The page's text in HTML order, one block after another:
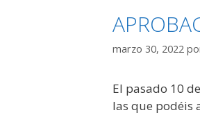
marzo 30, 2022
El pasado 10
las que podéis